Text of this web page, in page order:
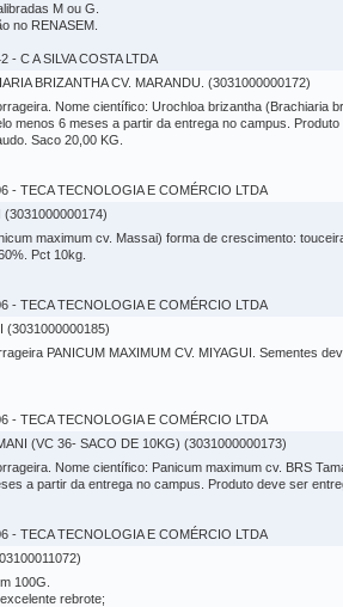
M ou G.
no RENASEM.
- C A SILVA COSTA LTDA
BRIZANTHA CV. MARANDU. (3031000000172)
Nome científico: Urochloa brizantha (Brachiaria
menos 6 meses a partir da entrega no campus.
Saco 20,00 KG.
- TECA TECNOLOGIA E COMÉRCIO LTDA
(3031000000174)
maximum cv. Massai) forma de crescimento:
Pct 10kg.
- TECA TECNOLOGIA E COMÉRCIO LTDA
(3031000000185)
PANICUM MAXIMUM CV. MIYAGUI. Sementes
- TECA TECNOLOGIA E COMÉRCIO LTDA
(VC 36- SACO DE 10KG) (3031000000173)
Nome científico: Panicum maximum cv. BRS
a partir da entrega no campus. Produto deve ser
- TECA TECNOLOGIA E COMÉRCIO LTDA
100G.
rebrote;